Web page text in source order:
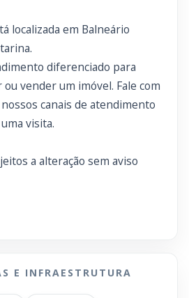
localizada em Balneário
diferenciado para
vender um imóvel. Fale com
canais de atendimento
visita.
a alteração sem aviso
E INFRAESTRUTURA